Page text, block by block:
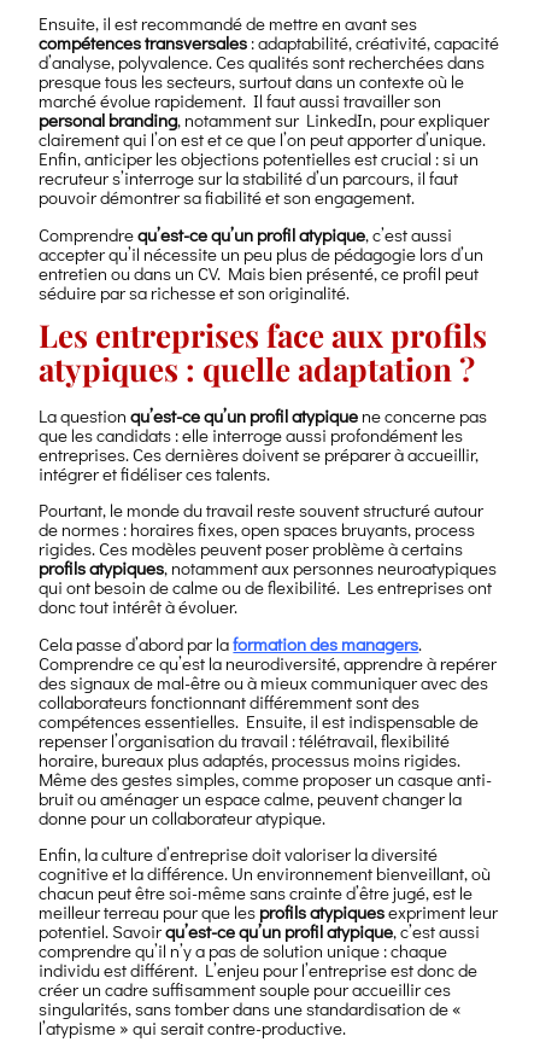
Ensuite, il est recommandé de mettre en avant ses
compétences transversales : adaptabilité, créativité, capacité
d’analyse, polyvalence. Ces qualités sont recherchées dans
presque tous les secteurs, surtout dans un contexte où le
marché évolue rapidement. Il faut aussi travailler son
personal branding, notamment sur LinkedIn, pour expliquer
clairement qui l’on est et ce que l’on peut apporter d’unique.
Enfin, anticiper les objections potentielles est crucial : si un
recruteur s’interroge sur la stabilité d’un parcours, il faut
pouvoir démontrer sa fiabilité et son engagement.
Comprendrequ’est-ce qu’un profil atypique, c’est aussi
accepter qu’il nécessite un peu plus de pédagogie lors d’un
entretien ou dans un CV. Mais bien présenté, ce profil peut
séduire par sa richesse et son originalité.
Les entreprises face aux profils
atypiques : quelle adaptation ?
La questionqu’est-ce qu’un profil atypique ne concerne pas
que les candidats : elle interroge aussi profondément les
entreprises. Ces dernières doivent se préparer à accueillir,
intégrer et fidéliser ces talents.
Pourtant, le monde du travail reste souvent structuré autour
de normes : horaires fixes, open spaces bruyants, process
rigides. Ces modèles peuvent poser problème à certains
profils atypiques, notamment aux personnes neuroatypiques
qui ont besoin de calme ou de flexibilité. Les entreprises ont
donc tout intérêt à évoluer.
Cela passe d’abord par laformation des managers.
Comprendre ce qu’est la neurodiversité, apprendre à repérer
des signaux de mal-être ou à mieux communiquer avec des
collaborateurs fonctionnant différemment sont des
compétences essentielles. Ensuite, il est indispensable de
repenser l’organisation du travail : télétravail, flexibilité
horaire, bureaux plus adaptés, processus moins rigides.
Même des gestes simples, comme proposer un casque anti-
bruit ou aménager un espace calme, peuvent changer la
donne pour un collaborateur atypique.
Enfin, la culture d’entreprise doit valoriser la diversité
cognitive et la différence. Un environnement bienveillant, où
chacun peut être soi-même sans crainte d’être jugé, est le
meilleur terreau pour que les profils atypiquesexpriment leur
potentiel. Savoirqu’est-ce qu’un profil atypique, c’est aussi
comprendre qu’il n’y a pas de solution unique : chaque
individu est différent. L’enjeu pour l’entreprise est donc de
créer un cadre suffisamment souple pour accueillir ces
singularités, sans tomber dans une standardisation de «
l’atypisme » qui serait contre-productive.